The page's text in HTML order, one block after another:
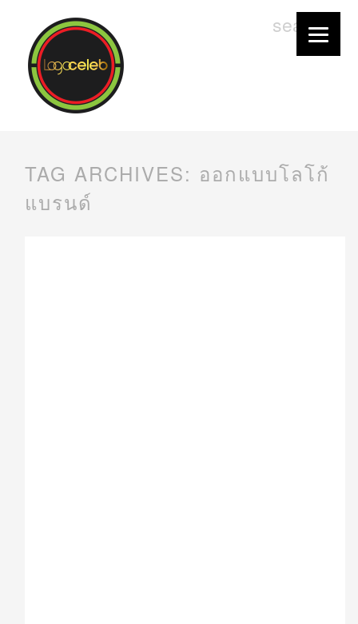
TAG ARCHIVES: ออกแบบโลโก้
แบรนด์